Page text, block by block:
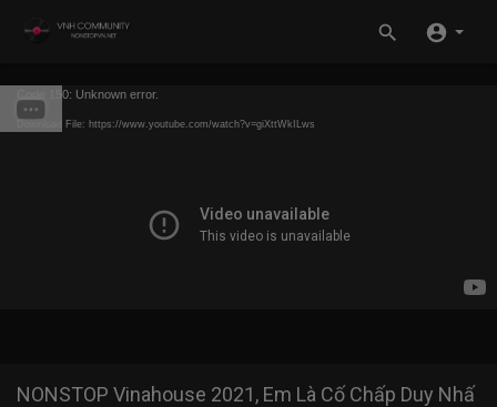
Code 150: Unknown error.
Download File: https://www.youtube.com/watch?v=giXttWkILws
NONSTOP Vinahouse 2021, Em Là Cố Chấp Duy Nhấ